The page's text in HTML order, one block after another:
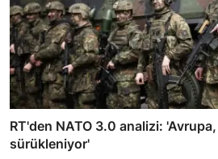
RT'den NATO 3.0 analizi:
sürükleniyor'